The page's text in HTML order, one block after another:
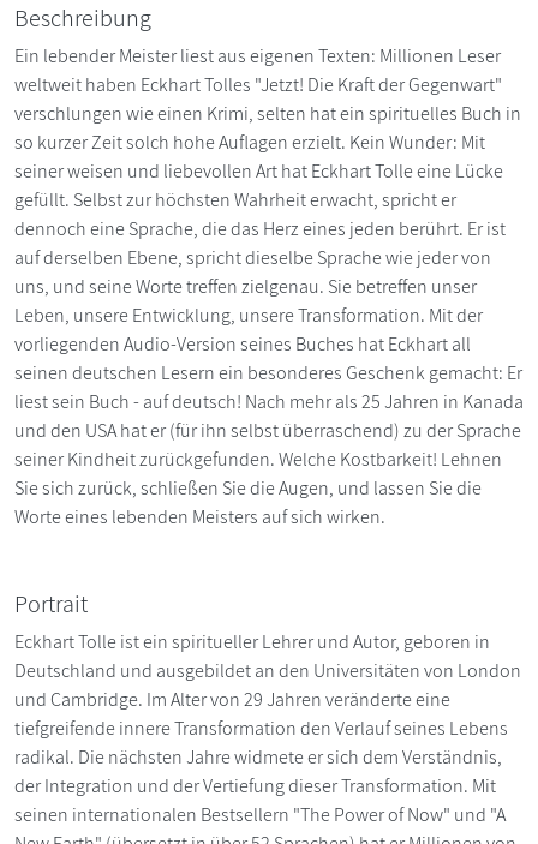
Beschreibung
Ein lebender Meister liest aus eigenen Texten: Millionen Leser
weltweit haben Eckhart Tolles "Jetzt! Die Kraft der Gegenwart"
verschlungen wie einen Krimi, selten hat ein spirituelles Buch in
so kurzer Zeit solch hohe Auflagen erzielt. Kein Wunder: Mit
seiner weisen und liebevollen Art hat Eckhart Tolle eine Lücke
gefüllt. Selbst zur höchsten Wahrheit erwacht, spricht er
dennoch eine Sprache, die das Herz eines jeden berührt. Er ist
auf derselben Ebene, spricht dieselbe Sprache wie jeder von
uns, und seine Worte treffen zielgenau. Sie betreffen unser
Leben, unsere Entwicklung, unsere Transformation. Mit der
vorliegenden Audio-Version seines Buches hat Eckhart all
seinen deutschen Lesern ein besonderes Geschenk gemacht: Er
liest sein Buch - auf deutsch! Nach mehr als 25 Jahren in Kanada
und den USA hat er (für ihn selbst überraschend) zu der Sprache
seiner Kindheit zurückgefunden. Welche Kostbarkeit! Lehnen
Sie sich zurück, schließen Sie die Augen, und lassen Sie die
Worte eines lebenden Meisters auf sich wirken.
Portrait
Eckhart Tolle ist ein spiritueller Lehrer und Autor, geboren in
Deutschland und ausgebildet an den Universitäten von London
und Cambridge. Im Alter von 29 Jahren veränderte eine
tiefgreifende innere Transformation den Verlauf seines Lebens
radikal. Die nächsten Jahre widmete er sich dem Verständnis,
der Integration und der Vertiefung dieser Transformation. Mit
seinen internationalen Bestsellern "The Power of Now" und "A